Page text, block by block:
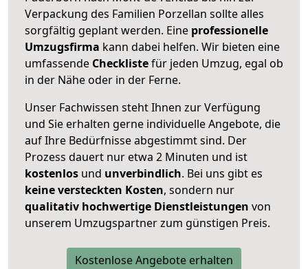
Verpackung des Familien Porzellan sollte alles
sorgfältig geplant werden. Eine professionelle
Umzugsfirma kann dabei helfen. Wir bieten eine
umfassende Checklistefür jeden Umzug, egal ob
in der Nähe oder in der Ferne.
Unser Fachwissen steht Ihnen zur Verfügung
und Sie erhalten gerne individuelle Angebote, die
auf Ihre Bedürfnisse abgestimmt sind. Der
Prozess dauert nur etwa 2 Minuten und ist
kostenlos und unverbindlich. Bei uns gibt es
keine versteckten Kosten, sondern nur
qualitativ hochwertige Dienstleistungen von
unserem Umzugspartner zum günstigen Preis.
Kostenlose Angebote erhalten